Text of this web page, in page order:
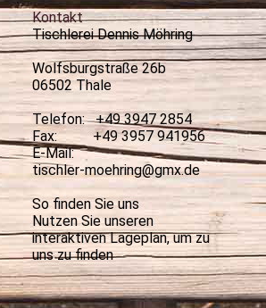
Kontakt
Tischlerei Dennis Möhring
Wolfsburgstraße 26b
06502 Thale
Telefon: +49 3947 2854
Fax: +49 3957 941956
E-Mail:
tischler-moehring@gmx.de
So finden Sie uns
Nutzen Sie unseren
interaktiven La­ge­plan, um zu
uns zu finden